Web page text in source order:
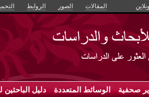
المقالات الصور الروابط
صحفية الوسائط المتعددة دليل